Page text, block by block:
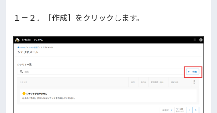
１－２．［作成］をクリックします。